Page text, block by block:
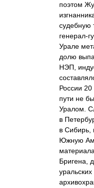
поэтом
судебную
генерал-
Урале
долю
НЭП,
России
пути не
Уралом.
в
в Сибирь,
Южную
Бригена,